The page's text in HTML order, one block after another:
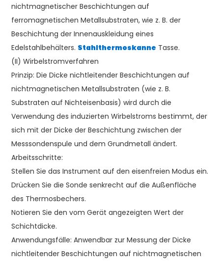
nichtmagnetischer Beschichtungen auf
ferromagnetischen Metallsubstraten, wie z. B. der
Beschichtung der Innenauskleidung eines
Edelstahlbehälters. Stahlthermoskanne Tasse.
(II) Wirbelstromverfahren
Prinzip: Die Dicke nichtleitender Beschichtungen auf
nichtmagnetischen Metallsubstraten (wie z. B.
Substraten auf Nichteisenbasis) wird durch die
Verwendung des induzierten Wirbelstroms bestimmt, der
sich mit der Dicke der Beschichtung zwischen der
Messsondenspule und dem Grundmetall ändert.
Arbeitsschritte:
Stellen Sie das Instrument auf den eisenfreien Modus ein.
Drücken Sie die Sonde senkrecht auf die Außenfläche
des Thermosbechers.
Notieren Sie den vom Gerät angezeigten Wert der
Schichtdicke.
Anwendungsfälle: Anwendbar zur Messung der Dicke
nichtleitender Beschichtungen auf nichtmagnetischen